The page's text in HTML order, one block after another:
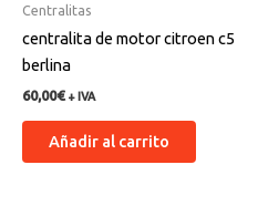
Centralitas
centralita de motor citroen c5
berlina
60,00€ + IVA
Añadir al carrito